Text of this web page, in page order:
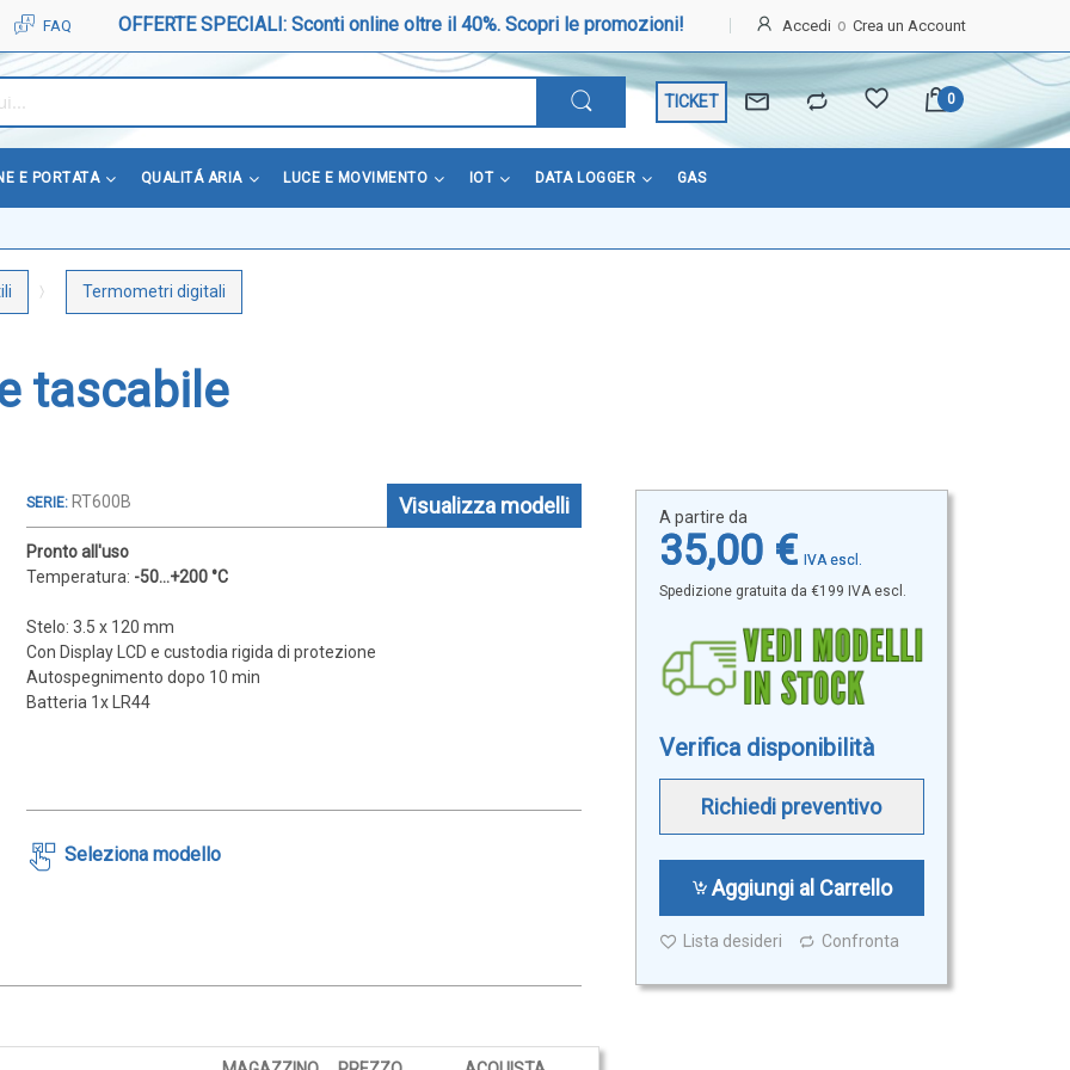
FAQ OFFERTE SPECIALI: Sconti online oltre il 40%. Scopri le promozioni! Accedi Crea un Account
TICKET
E PORTATA QUALITÁ ARIA LUCE E MOVIMENTO IOT DATA LOGGER GAS
Termometri digitali
tascabile
RT600B Visualizza modelli
Pronto all'uso
Temperatura: -50...+200 °C
Stelo: 3.5 x 120 mm
Con Display LCD e custodia rigida di protezione
Autospegnimento dopo 10 min
Batteria 1x LR44
Seleziona modello
A partire da
35,00 €
Spedizione gratuita da €199 IVA escl.
Verifica disponibilità
Richiedi preventivo
Aggiungi al Carrello
Lista desideri Confronta